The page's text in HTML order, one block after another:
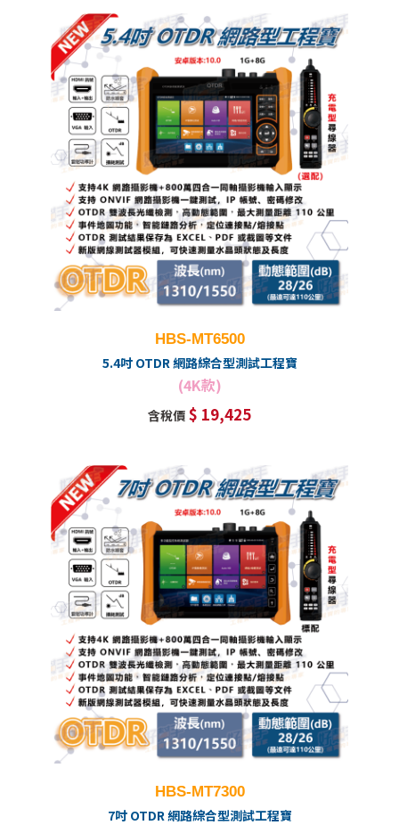
HBS-MT6500
5.4吋 OTDR 網路綜合型測試工程寶
(4K款)
含稅價 $ 19,425
HBS-MT7300
7吋 OTDR 網路綜合型測試工程寶